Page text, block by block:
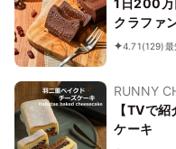
1日200万
クラファ
ショコラ
4.71(129)
RUNNY
【TVで
ケーキ